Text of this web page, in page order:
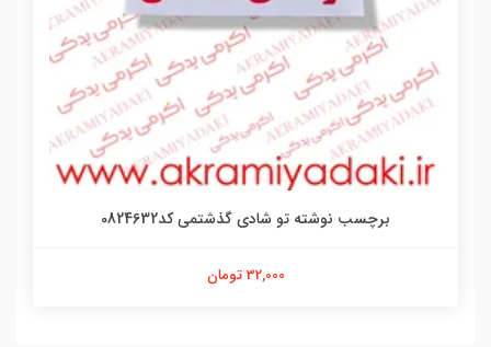
برچسب نوشته تو شادی گذشتمی کد0824632
32,000 تومان